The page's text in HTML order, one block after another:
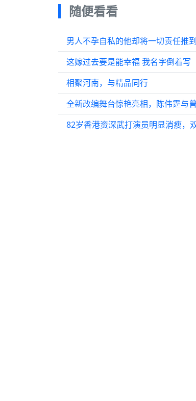
随便看看
男人不孕自私的他却将一切责任推
这嫁过去要是能幸福 我名字倒着写
相聚河南，与精品同行